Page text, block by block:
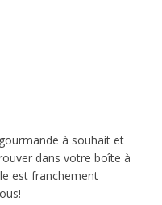
à souhait et
dans votre boîte à
est franchement